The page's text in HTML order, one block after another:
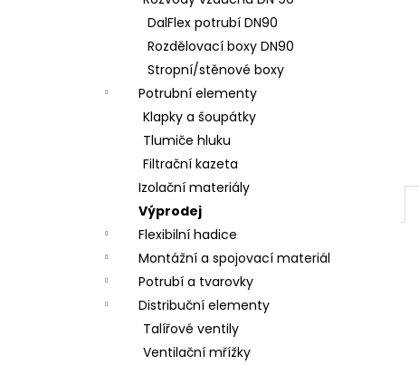
DalFlex potrubí DN90
Rozdělovací boxy DN90
Stropní/stěnové boxy
Potrubní elementy
Klapky a šoupátky
Tlumiče hluku
Filtrační kazeta
Izolační materiály
Výprodej
Flexibilní hadice
Montážní a spojovací materiál
Potrubí a tvarovky
Distribuční elementy
Talířové ventily
Ventilační mřížky
PLASTOVÁ ZÁSLEPKA